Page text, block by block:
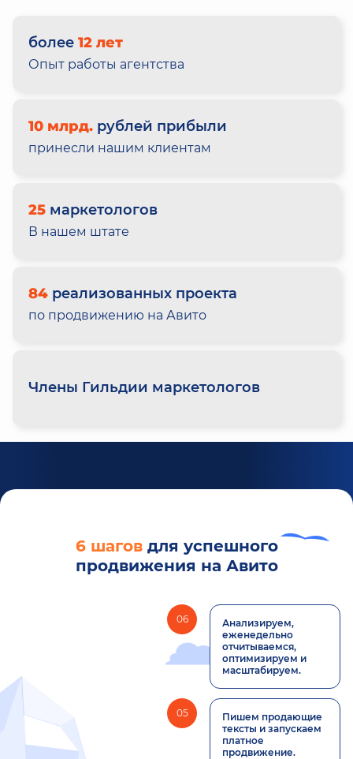
более 12 лет
Опыт работы агентства
10 млрд. рублей прибыли
принесли нашим клиентам
25 маркетологов
В нашем штате
84 реализованных проекта
по продвижению на Авито
Члены Гильдии маркетологов
6 шаговдля успешного
продвижения на Авито
06
Анализируем,
еженедельно
отчитываемся,
оптимизируем и
масштабируем.
05
Пишем продающие
тексты и запускаем
платное
продвижение.